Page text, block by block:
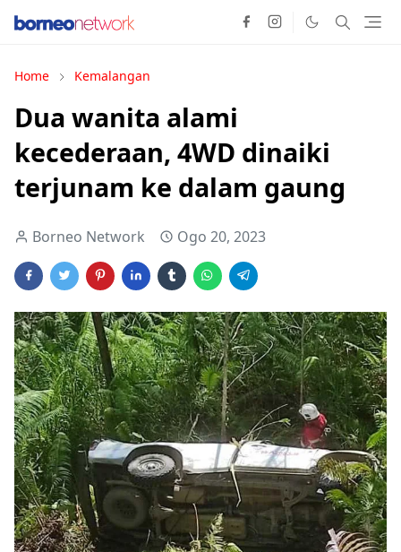
Home Kemalangan
Dua wanita alami
kecederaan, 4WD dinaiki
terjunam ke dalam gaung
Borneo Network Ogo 20, 2023